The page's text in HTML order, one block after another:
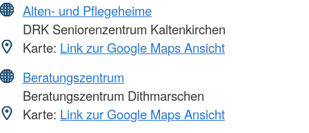
Alten- und Pflegeheime
DRK Seniorenzentrum Kaltenkirchen
Karte: Link zur Google Maps Ansicht
Beratungszentrum
Beratungszentrum Dithmarschen
Karte: Link zur Google Maps Ansicht